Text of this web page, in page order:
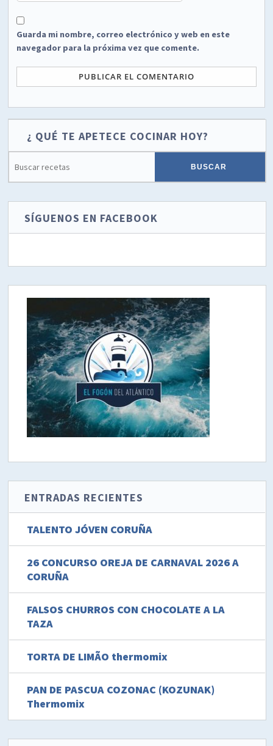
Guarda mi nombre, correo electrónico y web en este
navegador para la próxima vez que comente.
¿ QUÉ TE APETECE COCINAR HOY?
SÍGUENOS EN FACEBOOK
ENTRADAS RECIENTES
TALENTO JÓVEN CORUÑA
26 CONCURSO OREJA DE CARNAVAL 2026 A
CORUÑA
FALSOS CHURROS CON CHOCOLATE A LA
TAZA
TORTA DE LIMÃO thermomix
PAN DE PASCUA COZONAC (KOZUNAK)
Thermomix